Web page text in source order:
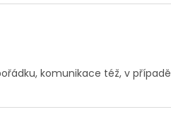
je 5 z 5 hvězdiček.
komunikace též, v